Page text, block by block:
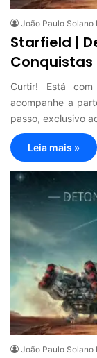
João Paulo Solano
Starfield |
Conquistas
Curtir! Está
acompanhe a
passo, exclusivo
Leia mais »
João Paulo Solano